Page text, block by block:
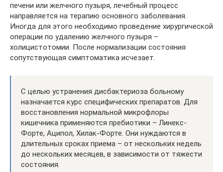
печени или желчного пузыря, лечебный процесс
направляется на терапию основного заболевания.
Иногда для этого необходимо проведение хирургической
операции по удалению желчного пузыря –
холицистотомии. После нормализации состояния
сопутствующая симптоматика исчезает.
С целью устранения дисбактериоза больному
назначается курс специфических препаратов. Для
восстановления нормальной микрофлоры
кишечника применяются пребиотики – Линекс-
Форте, Аципол, Хилак-Форте. Они нуждаются в
длительных сроках приема – от нескольких недель
до нескольких месяцев, в зависимости от тяжести
состояния.